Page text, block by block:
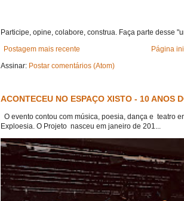
Participe, opine, colabore, construa. Faça parte desse
Postagem mais recente
Página
Assinar: Postar comentários (Atom)
ACONTECEU NO ESPAÇO XISTO - 10 ANOS
O evento contou com música, poesia, dança e teatro
Exploesia. O Projeto nasceu em janeiro de 201...